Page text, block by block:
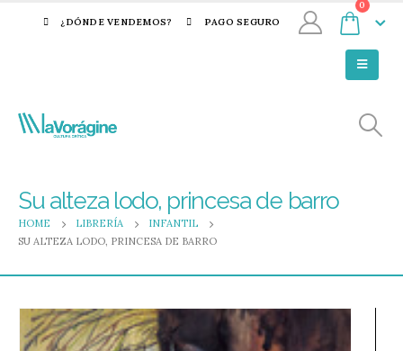
¿DÓNDE VENDEMOS? PAGO SEGURO
0
Su alteza lodo, princesa de barro
HOME LIBRERÍA
INFANTIL
SU ALTEZA LODO, PRINCESA DE BARRO